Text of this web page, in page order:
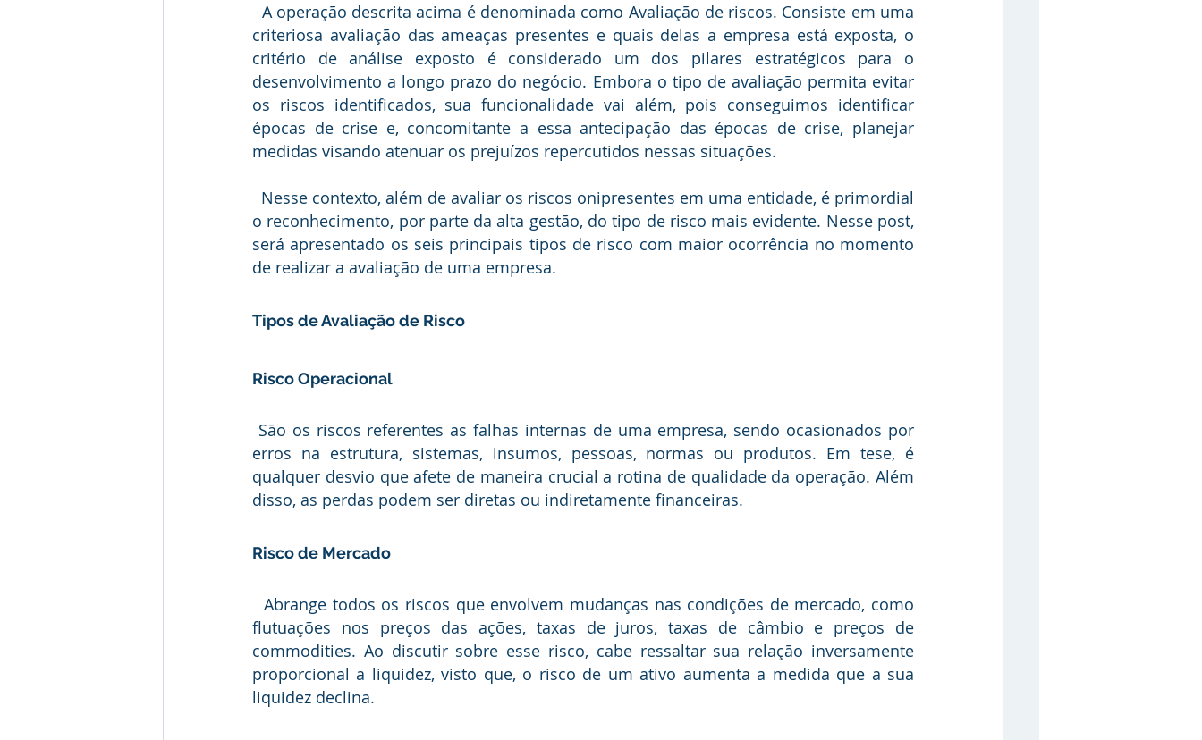
criteriosa avaliação das ameaças presentes e quais delas a empresa está exposta, o
critério de análise exposto é considerado um dos pilares estratégicos para o
desenvolvimento a longo prazo do negócio. Embora o tipo de avaliação permita evitar
os riscos identificados, sua funcionalidade vai além, pois conseguimos identificar
épocas de crise e, concomitante a essa antecipação das épocas de crise, planejar
medidas visando atenuar os prejuízos repercutidos nessas situações.
o reconhecimento, por parte da alta gestão, do tipo de risco mais evidente. Nesse post,
será apresentado os seis principais tipos de risco com maior ocorrência no momento
de realizar a avaliação de uma empresa.
Tipos de Avaliação de Risco
Risco Operacional
erros na estrutura, sistemas, insumos, pessoas, normas ou produtos. Em tese, é
qualquer desvio que afete de maneira crucial a rotina de qualidade da operação. Além
disso, as perdas podem ser diretas ou indiretamente financeiras.
Risco de Mercado
  Abrange todos os riscos que envolvem mudanças nas condições de mercado, como
flutuações nos preços das ações, taxas de juros, taxas de câmbio e preços de
commodities. Ao discutir sobre esse risco, cabe ressaltar sua relação inversamente
proporcional a liquidez, visto que, o risco de um ativo aumenta a medida que a sua
liquidez declina.